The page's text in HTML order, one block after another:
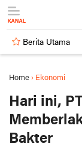
Berita Utama
Home › Ekonomi
Hari ini,
Bakter